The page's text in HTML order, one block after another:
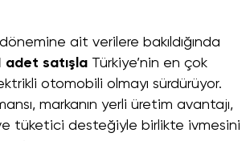
ait verilere bakıldığında
adet satışla Türkiye’nin en çok
otomobili olmayı sürdürüyor.
markanın yerli üretim avantajı,
tüketici desteğiyle birlikte ivmesini